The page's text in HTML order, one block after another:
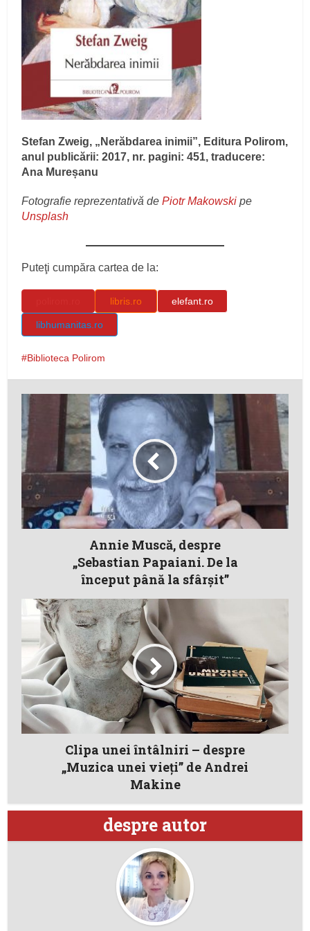
Stefan Zweig, „Nerăbdarea inimii”, Editura Polirom,
anul publicării: 2017, nr. pagini: 451, traducere:
Ana Mureșanu
Fotografie reprezentativă dePiotr Makowski pe
Unsplash
Puteţi cumpăra cartea de la:
libris.ro elefant.ro
libhumanitas.ro
Biblioteca Polirom
Annie Muscă, despre
„Sebastian Papaiani. De la
început până la sfârșit”
Clipa unei întâlniri – despre
„Muzica unei vieți” de Andrei
Makine
despre autor